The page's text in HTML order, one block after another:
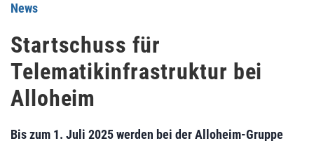
News
Startschuss für
Telematikinfrastruktur bei
Alloheim
Bis zum 1. Juli 2025 werden bei der Alloheim-Gruppe